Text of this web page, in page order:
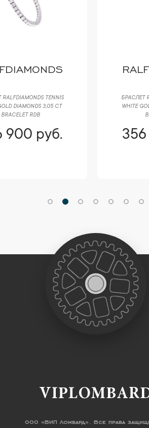
TENNIS
DIAMONDS 3,05 CT
BRACELET RDB
900 руб.
БРАСЛЕТ
WHITE
ООО «ВИП Ломбард». Все права